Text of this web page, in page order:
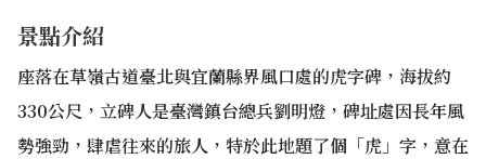
景點介紹
座落在草嶺古道臺北與宜蘭縣界風口處的虎字碑，海拔約
330公尺，立碑人是臺灣鎮台總兵劉明燈，碑址處因長年風
勢強勁，肆虐往來的旅人，特於此地題了個「虎」字，意在